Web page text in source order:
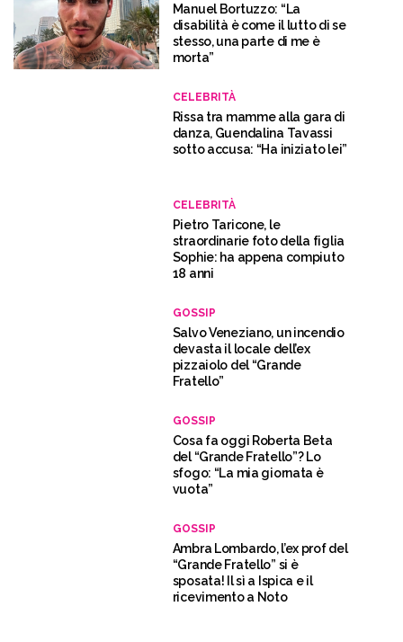
Manuel Bortuzzo: “La
disabilità è come il lutto di se
stesso, una parte di me è
morta”
CELEBRITÀ
Rissa tra mamme alla gara di
danza, Guendalina Tavassi
sotto accusa: “Ha iniziato lei”
CELEBRITÀ
Pietro Taricone, le
straordinarie foto della figlia
Sophie: ha appena compiuto
18 anni
GOSSIP
Salvo Veneziano, un incendio
devasta il locale dell’ex
pizzaiolo del “Grande
Fratello”
GOSSIP
Cosa fa oggi Roberta Beta
del “Grande Fratello”? Lo
sfogo: “La mia giornata è
vuota”
GOSSIP
Ambra Lombardo, l’ex prof del
“Grande Fratello” si è
sposata! Il sì a Ispica e il
ricevimento a Noto